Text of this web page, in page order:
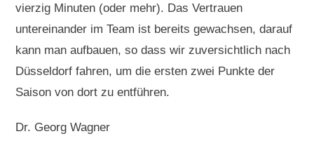
vierzig Minuten (oder mehr). Das Vertrauen
untereinander im Team ist bereits gewachsen, darauf
kann man aufbauen, so dass wir zuversichtlich nach
Düsseldorf fahren, um die ersten zwei Punkte der
Saison von dort zu entführen.
Dr. Georg Wagner